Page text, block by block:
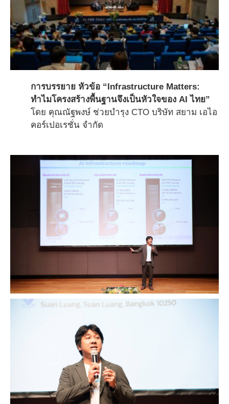
การบรรยาย หัวข้อ “Infrastructure Matters:
ทำไมโครงสร้างพื้นฐานจึงเป็นหัวใจของ AI ไทย”
โดย คุณณัฐพงษ์ ช่วยบำรุง CTO บริษัท สยาม เอไอ
คอร์เปอเรชั่น จำกัด